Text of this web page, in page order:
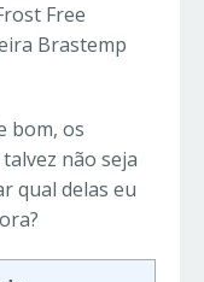
Free
Brastemp
bom, os
não seja
qual delas eu